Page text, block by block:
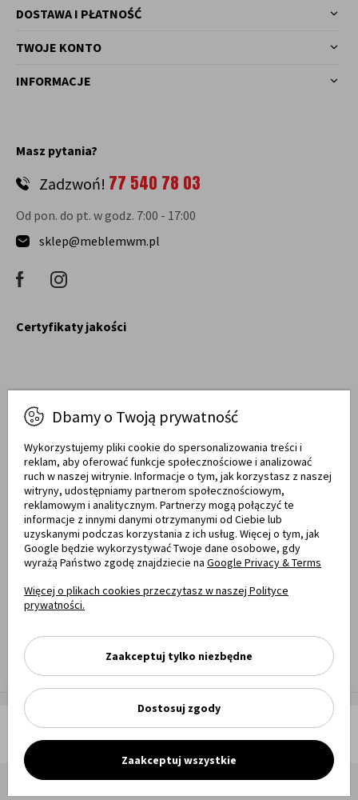
DOSTAWA I PŁATNOŚĆ
TWOJE KONTO
INFORMACJE
Masz pytania?
Zadzwoń! 77 540 78 03
Od pon. do pt. w godz. 7:00 - 17:00
sklep@meblemwm.pl
Certyfikaty jakości
Raty obsługują
Towary dostarczają
Opinie
Meble MWM Copyright 2025
Shoper Premium,
Dbamy o Twoją prywatność
Wykorzystujemy pliki cookie do spersonalizowania treści i
reklam, aby oferować funkcje społecznościowe i analizować
ruch w naszej witrynie. Informacje o tym, jak korzystasz z naszej
witryny, udostępniamy partnerom społecznościowym,
reklamowym i analitycznym. Partnerzy mogą połączyć te
informacje z innymi danymi otrzymanymi od Ciebie lub
uzyskanymi podczas korzystania z ich usług. Więcej o tym, jak
Google będzie wykorzystywać Twoje dane osobowe, gdy
wyrażą Państwo zgodę znajdziecie na Google Privacy & Terms
Więcej o plikach cookies przeczytasz w naszej Polityce
prywatności.
Zaakceptuj tylko niezbędne
Dostosuj zgody
Zaakceptuj wszystkie